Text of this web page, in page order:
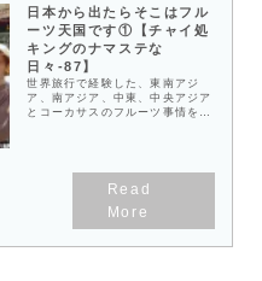
日本から出たらそこはフル
ーツ天国です①【チャイ処
キングのナマステな
日々-87】
世界旅行で経験した、東南アジ
ア、南アジア、中東、中央アジア
とコーカサスのフルーツ事情を紹